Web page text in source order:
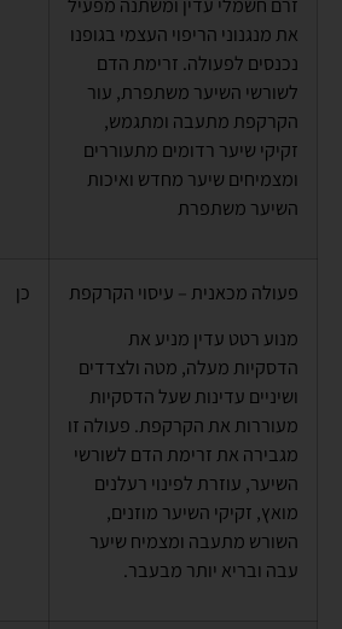
את מנגנוני הריפוי העצמי בגופנו
נכנסים לפעולה. זרימת הדם
לשורשי השיער משתפרת, עור
הקרקפת מתעבה ומתגמש,
זקיקי שיער רדומים מתעוררים
ומצמיחים שיער מחדש ואיכות
השיער משתפרת
פעולה מכאנית – עיסוי הקרקפת
מנוע רטט עדין מניע את
הדסקיות מעלה, מטה ולצדדים
ושיניים עדינות שעל הדסקיות
מעוררות את הקרקפת. פעולה זו
מגבירה את זרימת הדם לשורשי
השיער, עוזרת לפינוי רעלנים
מואץ, זקיקי השיער מוזנים,
השורש מתעבה ומצמיח שיער
עבה ובריא יותר מבעבר.
כן